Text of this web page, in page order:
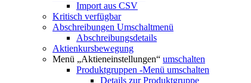
Import aus CSV
Kritisch verfügbar
Abschreibungen Umschaltmenü
Abschreibungsdetails
Aktienkursbewegung
Menü „Aktieneinstellungen“ umschalten
Produktgruppen -Menü umschalten
Details zur Produktgruppe